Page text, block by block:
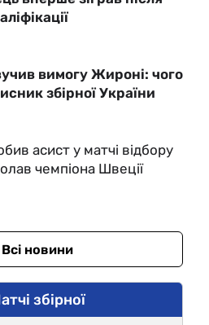
вимогу Жироні: чого
збірної України
асист у матчі відбору
чемпіона Швеції
Всі новини
збірної